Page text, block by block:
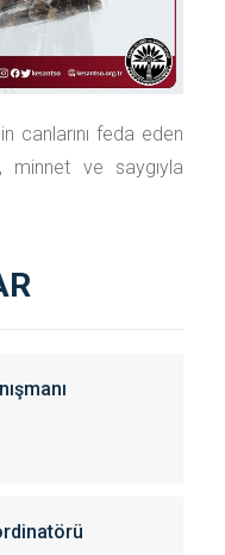
canlarını feda eden
minnet ve saygıyla